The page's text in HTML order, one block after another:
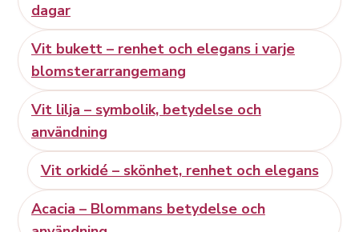
dagar
Vit bukett – renhet och elegans i varje
blomsterarrangemang
Vit lilja – symbolik, betydelse och
användning
Vit orkidé – skönhet, renhet och elegans
Acacia – Blommans betydelse och